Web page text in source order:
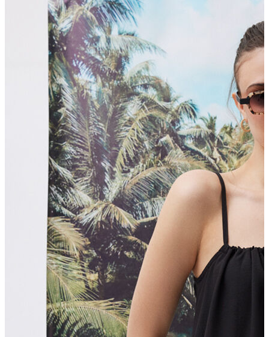
Erkek
Öne Çıkanlar
Yaz Ürünleri
İndirimdekiler
Online Özel Koleksiyon
Giyim
Jean Pantolon
Pantolon
Gömlek
Sweatshirt
T-shirt
Polo
Şort
Deniz Şortu
Atlet
Hırka
Eşofman Altı
Yağmurluk
Dış Giyim
Mont
Ceket
Kaban
Trenchcoat